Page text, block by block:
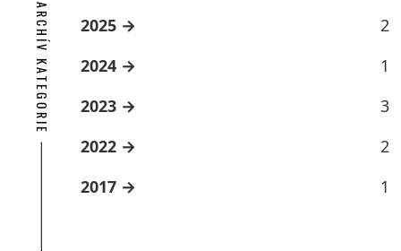
ARCHÍV KATEGORIE 2025
2
2024
1
2023
3
2022
2
2017
1